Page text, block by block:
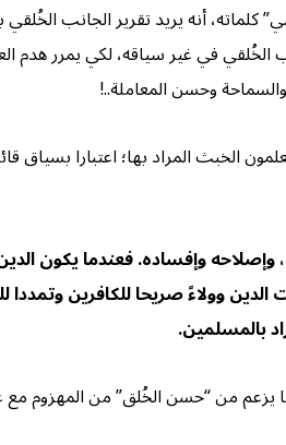
كلماته، أنه يريد تقرير الجانب
في غير سياقه، لكي يمرر هدم
وحسن المعاملة..!
الخبث المراد بها؛ اعتبارا بسياق
وإفساده. فعندما يكون
الدين وولاءً صريحا للكافرين
بالمسلمين.
يزعم من “حسن الخُلق” من المهزوم